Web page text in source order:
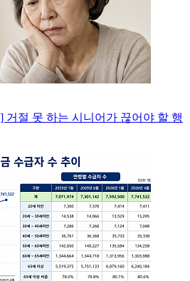
거절 못 하는 시니어가 끊어야 할 행